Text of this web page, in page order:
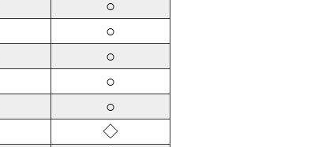
○
○
○
○
○
◇